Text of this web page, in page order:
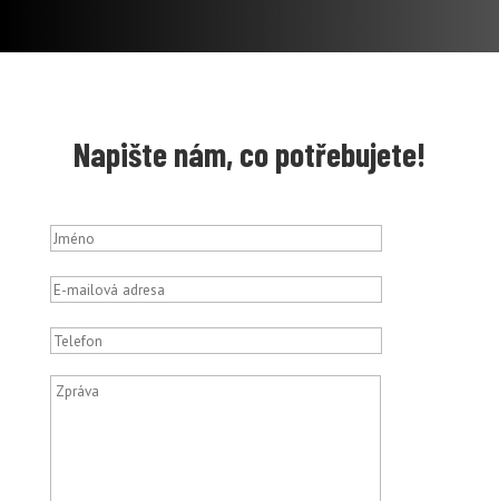
Napište nám, co potřebujete!